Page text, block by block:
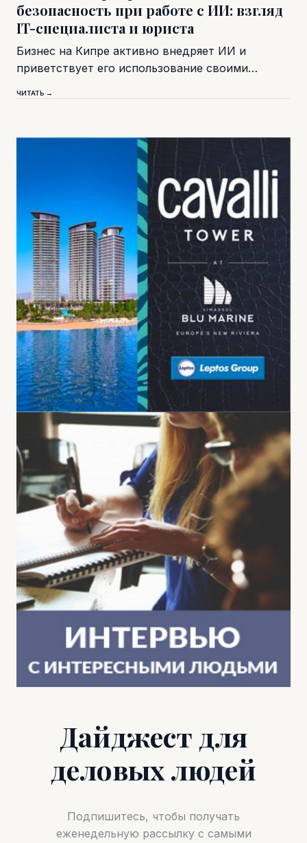
безопасность при работе с ИИ: взгляд
IT-специалиста и юриста
Бизнес на Кипре активно внедряет ИИ и
приветствует его использование своими…
ЧИТАТЬ →
Дайджест для
деловых людей
Подпишитесь, чтобы получать
еженедельную рассылку с самыми